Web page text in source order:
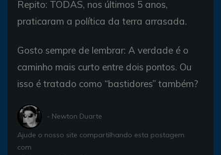
Repito: TODAS, nos últimos 5 anos,
praticaram a política da terra arrasada.
Gosto sempre de lembrar: A verdade é o
caminho mais curto entre dois pontos. Ou
isso é tratado como “bastidores” também?
- Newton Duarte
Ajude o nosso site compartilhando esta postagem
com